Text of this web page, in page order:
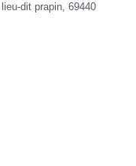
dit prapin, 69440